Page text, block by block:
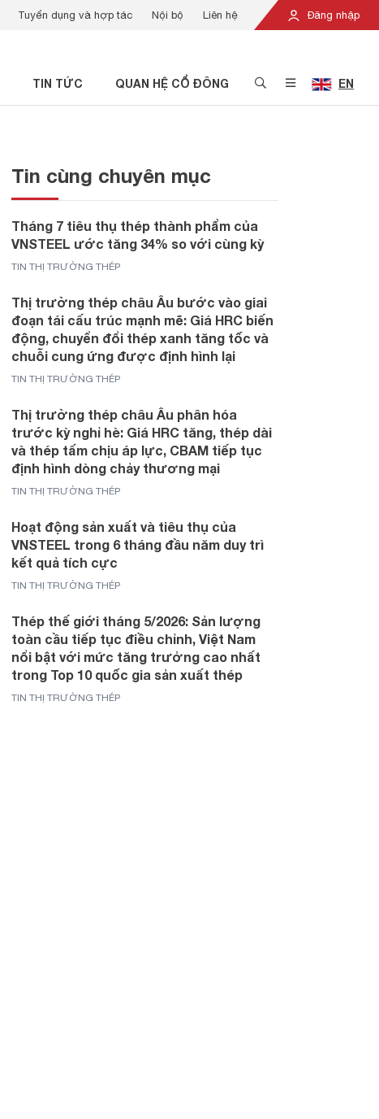
Đăng nhập
Tuyển dụng và hợp tác Nội bộ Liên hệ
TIN TỨC QUAN HỆ CỔ ĐÔNG EN
Tin cùng chuyên mục
Tháng 7 tiêu thụ thép thành phẩm của
VNSTEEL ước tăng 34% so với cùng kỳ
TIN THỊ TRƯỜNG THÉP
Thị trường thép châu Âu bước vào giai
đoạn tái cấu trúc mạnh mẽ: Giá HRC biến
động, chuyển đổi thép xanh tăng tốc và
chuỗi cung ứng được định hình lại
TIN THỊ TRƯỜNG THÉP
Thị trường thép châu Âu phân hóa
trước kỳ nghỉ hè: Giá HRC tăng, thép dài
và thép tấm chịu áp lực, CBAM tiếp tục
định hình dòng chảy thương mại
TIN THỊ TRƯỜNG THÉP
Hoạt động sản xuất và tiêu thụ của
VNSTEEL trong 6 tháng đầu năm duy trì
kết quả tích cực
TIN THỊ TRƯỜNG THÉP
Thép thế giới tháng 5/2026: Sản lượng
toàn cầu tiếp tục điều chỉnh, Việt Nam
nổi bật với mức tăng trưởng cao nhất
trong Top 10 quốc gia sản xuất thép
TIN THỊ TRƯỜNG THÉP